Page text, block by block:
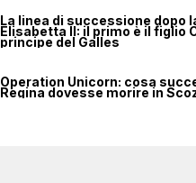
La linea di successione dopo
Elisabetta II: il primo è il figlio
principe del Galles
Operation Unicorn: cosa
Regina dovesse morire in